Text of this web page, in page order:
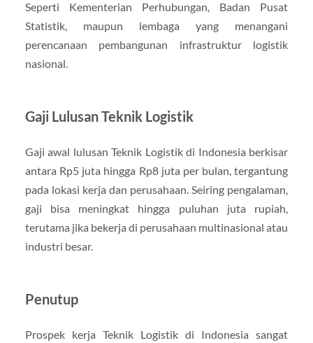
Seperti Kementerian Perhubungan, Badan Pusat
Statistik, maupun lembaga yang menangani
perencanaan pembangunan infrastruktur logistik
nasional.
Gaji Lulusan Teknik Logistik
Gaji awal lulusan Teknik Logistik di Indonesia berkisar
antara Rp5 juta hingga Rp8 juta per bulan, tergantung
pada lokasi kerja dan perusahaan. Seiring pengalaman,
gaji bisa meningkat hingga puluhan juta rupiah,
terutama jika bekerja di perusahaan multinasional atau
industri besar.
Penutup
Prospek kerja Teknik Logistik di Indonesia sangat